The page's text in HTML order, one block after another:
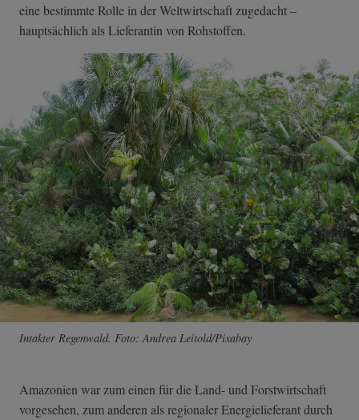
eine bestimmte Rolle in der Weltwirtschaft zugedacht –
hauptsächlich als Lieferantin von Rohstoffen.
Intakter Regenwald. Foto: Andrea Leitold/Pixabay
Amazonien war zum einen für die Land- und Forstwirtschaft
vorgesehen, zum anderen als regionaler Energielieferant durch